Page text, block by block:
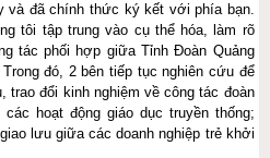
và đã chính thức ký kết với phía bạn.
tôi tập trung vào cụ thể hóa, làm rõ
tác phối hợp giữa Tỉnh Đoàn Quảng
đó, 2 bên tiếp tục nghiên cứu để
trao đổi kinh nghiệm về công tác đoàn
hoạt động giáo dục truyền thống;
lưu giữa các doanh nghiệp trẻ khởi